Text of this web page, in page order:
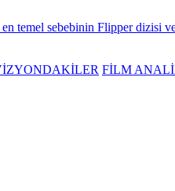
en temel sebebinin Flipper
FİLM